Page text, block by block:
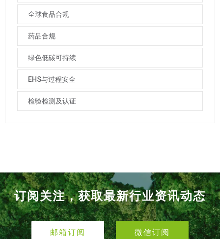
全球食品合规
药品合规
绿色低碳可持续
EHS与过程安全
检验检测及认证
订阅关注，获取最新行业资讯动态
邮箱订阅 微信订阅